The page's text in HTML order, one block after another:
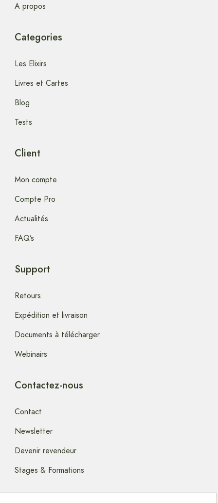
A propos
Categories
Les Elixirs
Livres et Cartes
Blog
Tests
Client
Mon compte
Compte Pro
Actualités
FAQ’s
Support
Retours
Expédition et livraison
Documents à télécharger
Webinairs
Contactez-nous
Contact
Newsletter
Devenir revendeur
Stages & Formations